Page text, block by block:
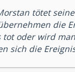
tötet
oder wird
sich die